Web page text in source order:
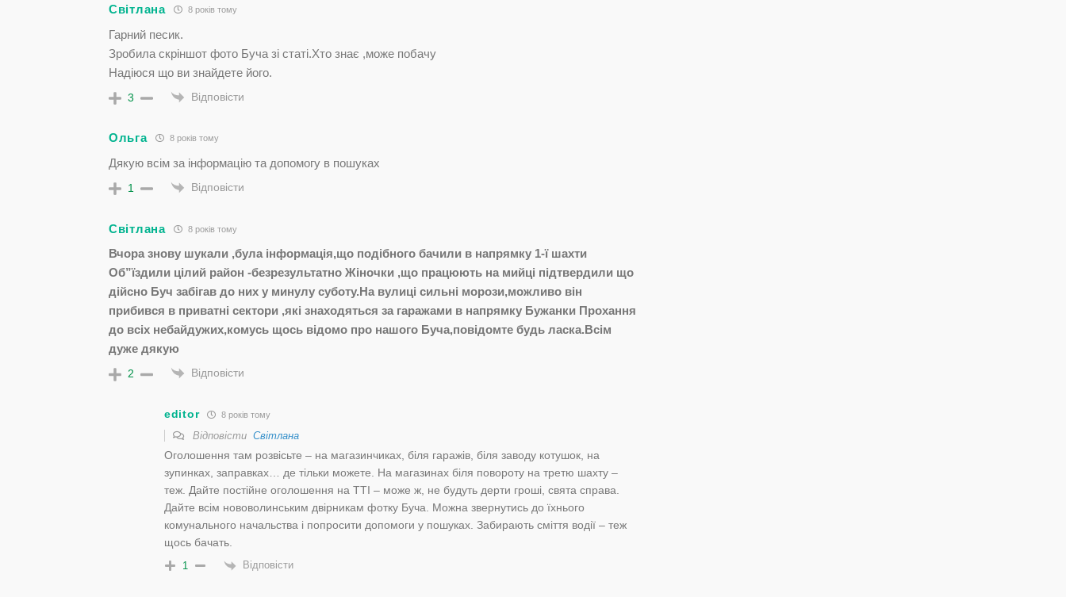
Світлана 8 років тому
Гарний песик.
Зробила скріншот фото Буча зі статі.Хто знає ,може побачу
Надіюся що ви знайдете його.
3 Відповісти
Ольга 8 років тому
Дякую всім за інформацію та допомогу в пошуках
1 Відповісти
Світлана 8 років тому
Вчора знову шукали ,була інформація,що подібного бачили в напрямку 1-ї шахти
Об”їздили цілий район -безрезультатно Жіночки ,що працюють на мийці підтвердили що
дійсно Буч забігав до них у минулу суботу.На вулиці сильні морози,можливо він
прибився в приватні сектори ,які знаходяться за гаражами в напрямку Бужанки Прохання
до всіх небайдужих,комусь щось відомо про нашого Буча,повідомте будь ласка.Всім
дуже дякую
2 Відповісти
editor 8 років тому
Відповісти Світлана
Оголошення там розвісьте – на магазинчиках, біля гаражів, біля заводу котушок, на
зупинках, заправках… де тільки можете. На магазинах біля повороту на третю шахту –
теж. Дайте постійне оголошення на ТТІ – може ж, не будуть дерти гроші, свята справа.
Дайте всім нововолинським двірникам фотку Буча. Можна звернутись до їхнього
комунального начальства і попросити допомоги у пошуках. Забирають сміття водії – теж
щось бачать.
1 Відповісти